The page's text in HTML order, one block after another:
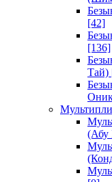
[42]
[136]
Тай)
(Абу